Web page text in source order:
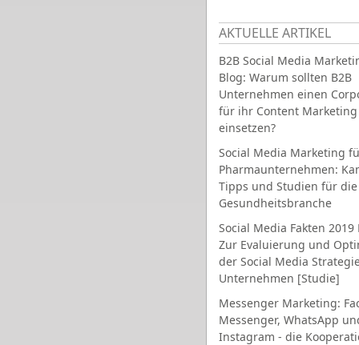
AKTUELLE ARTIKEL
B2B Social Media
Blog: Warum sollten B2B
Unternehmen einen
für ihr Content Marketing
einsetzen?
Social Media Marketing
Pharmaunternehmen:
Tipps und Studien für die
Gesundheitsbranche
Social Media Fakten 2019
Zur Evaluierung und
der Social Media
Unternehmen [Studie]
Messenger Marketing:
Messenger, WhatsApp
Instagram - die